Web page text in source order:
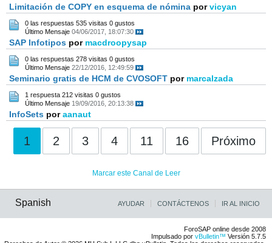
Limitación de COPY en esquema de nómina porvicyan
SAP Infotipos por macdroopysap
0 las respuestas 535 visitas 0 gustos
Último Mensaje 04/06/2017, 18:07:30
Seminario gratis de HCM de CVOSOFT por marcalzada
0 las respuestas 278 visitas 0 gustos
Último Mensaje 22/12/2016, 12:49:59
InfoSets poraanaut
1 respuesta 212 visitas 0 gustos
Último Mensaje 19/09/2016, 20:13:38
1 2 3 4 11 16 Próximo
Marcar este Canal de Leer
Spanish AYUDAR CONTÁCTENOS IR AL INICIO
ForoSAP online desde 2008
Impulsado por vBulletin™ Versión 5.7.5